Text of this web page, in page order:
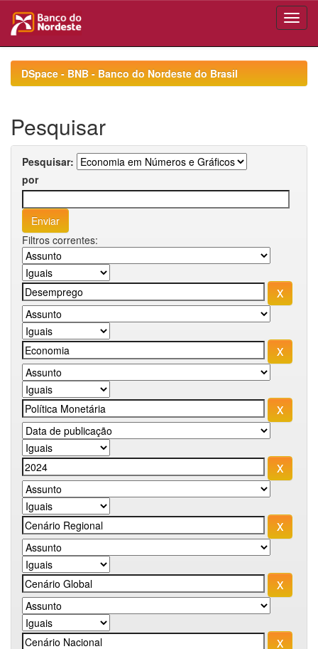
navigationDSpace - BNB - Banco do Nordeste do Brasil
Pesquisar
Pesquisar:
por
Filtros correntes: